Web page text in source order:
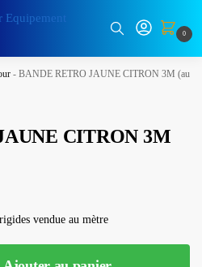
0
- BANDE RETRO JAUNE CITRON 3M (au
CITRON 3M
vendue au mètre